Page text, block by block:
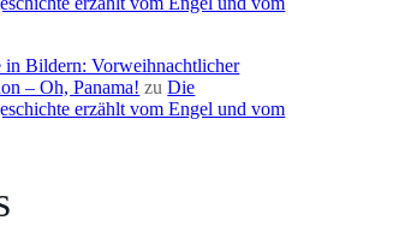
in Bildern: Vorweihnachtlicher
– Oh, Panama! zuDie
erzählt vom Engel und vom